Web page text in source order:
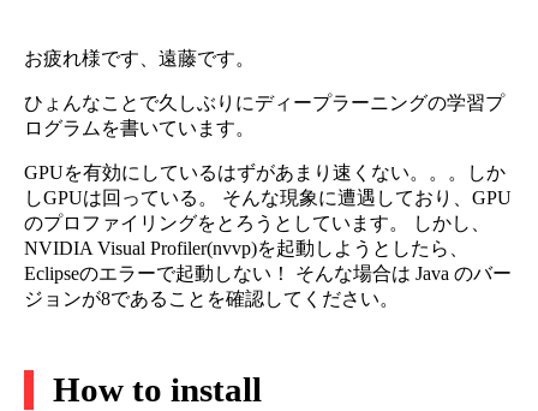
お疲れ様です、遠藤です。
ひょんなことで久しぶりにディープラーニングの学習プ
ログラムを書いています。
GPUを有効にしているはずがあまり速くない。。。しか
しGPUは回っている。 そんな現象に遭遇しており、GPU
のプロファイリングをとろうとしています。 しかし、
NVIDIA Visual Profiler(nvvp)を起動しようとしたら、
Eclipseのエラーで起動しない！ そんな場合は Java のバー
ジョンが8であることを確認してください。
How to install